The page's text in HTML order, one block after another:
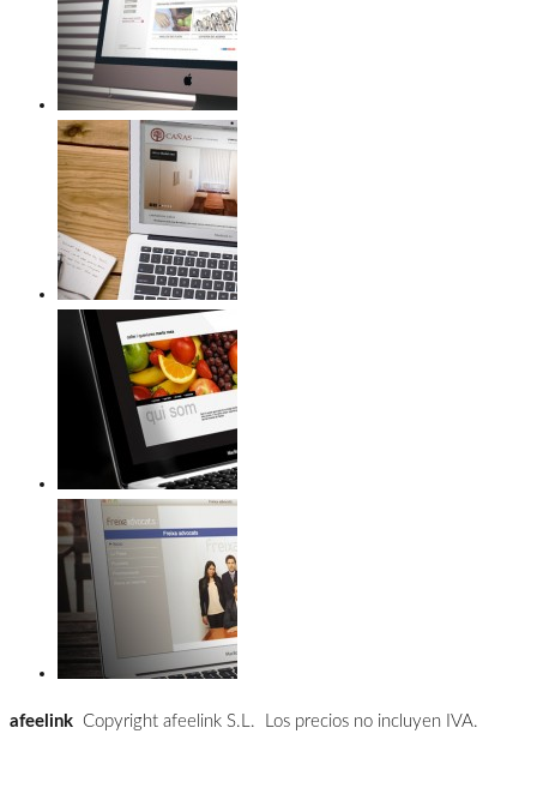
afeelink Copyright afeelink S.L. Los precios no incluyen IVA.